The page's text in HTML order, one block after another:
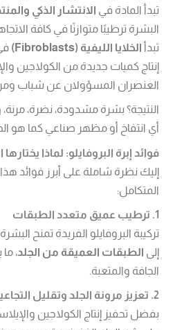
تبدأ المادة في الانتشار الذكي
البشرة ترطيبًا متوازنًا في كافة
تبدأ الخلايا الليفية (Fibroblasts)
إنتاج كميات جديدة من الكولاجين
العنصران المسؤولان عن شباب
النتيجة؟ بشرة مشدودة، نضرة،
أي انتفاخ أو مظهر صناعي كما هو
فوائد إبرة البروفايلو: لماذا
إليك نظرة شاملة على أبرز فوائد هذا
المتكامل:
1. ترطيب عميق متعدد الطبقات
تركيبة البروفايلو الفريدة تمنح
إلى الطبقات العميقة من الجلد،
الجافة والمتعبة.
2. تعزيز مرونة الجلد وتقليل التجاعيد
بفضل تحفيز إنتاج الكولاجين